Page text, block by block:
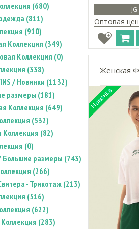
(680)
(811)
(910)
Коллекция (349)
Коллекция (0)
(338)
/ Новинки (1132)
размеры (181)
Коллекция (649)
(532)
Коллекция (82)
(0)
/ Большие размеры (743)
(266)
- Трикотаж (213)
(516)
(622)
Коллекция (283)
Оптовая
Женская